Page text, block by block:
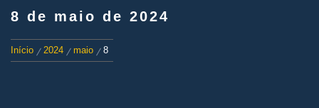
8 de maio de 2024
Início 2024 maio 8